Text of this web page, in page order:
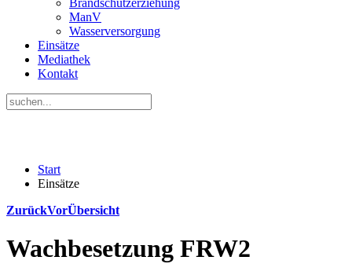
Brandschutzerziehung
ManV
Wasserversorgung
Einsätze
Mediathek
Kontakt
Start
Einsätze
ZurückVorÜbersicht
Wachbesetzung FRW2